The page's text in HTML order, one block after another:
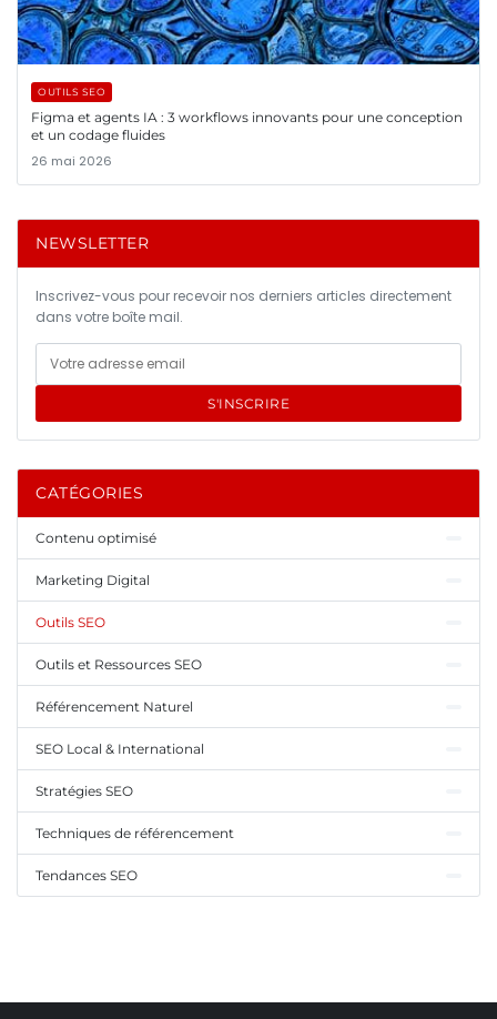
OUTILS SEO
Figma et agents IA : 3 workflows innovants pour une conception
et un codage fluides
26 mai 2026
NEWSLETTER
Inscrivez-vous pour recevoir nos derniers articles directement
dans votre boîte mail.
S'INSCRIRE
CATÉGORIES
Contenu optimisé
Marketing Digital
Outils SEO
Outils et Ressources SEO
Référencement Naturel
SEO Local & International
Stratégies SEO
Techniques de référencement
Tendances SEO